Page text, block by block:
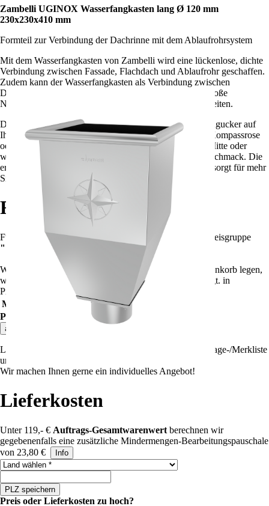
Zambelli UGINOX Wasserfangkasten lang Ø 120 mm
230x230x410 mm
Formteil zur Verbindung der Dachrinne mit dem Ablaufrohrsystem
Mit dem Wasserfangkasten von Zambelli wird eine lückenlose, dichte
Verbindung zwischen Fassade, Flachdach und Ablaufrohr geschaffen.
Zudem kann der Wasserfangkasten als Verbindung zwischen
Dachrinne und Ablaufrohrsystem dienen und dadurch große
Niederschlagsmengen vom Dach in die Kanalisation ableiten.
Der Wasserfangkasten von Zambelli ist ein optischer Hingucker auf
Ihrem Dach. Ob in langer oder quadratischer Form mit Kompassrose
oder in dezenter kleiner Form, mit Wasserablauf in der Mitte oder
wandseitig - bei Zambelli finden Sie etwas für jeden Geschmack. Die
erhöhte Niederschlagsaufnahme des Wasserfangkastens sorgt für mehr
Sicherheit bei Starkregenereignissen.
Rabatte
Für die Summe aller Artikel Summe aller Artikel
in Preisgruppe
""
Wenn Sie weitere Artikel dieser Preisgruppe in den Warenkorb legen,
wird der Rabatt automatisch angepasst und dort angezeigt. in
Preisgruppe
gelten folgende Rabatte:
Mindestbestellwert
Rabatt Preis
Preis oder Lieferkosten zu hoch?
auf Anfrageliste
Legen Sie den gewünschten Artikel einfach auf die Anfrage-/Merkliste
und starten Sie eine Preisanfrage.
Wir machen Ihnen gerne ein individuelles Angebot!
Lieferkosten
Unter 119,- € Auftrags-Gesamtwarenwert berechnen wir
gegebenenfalls eine zusätzliche Mindermengen-Bearbeitungspauschale
von 23,80 €
Info
Land auswählen
PLZ speichern
Preis oder Lieferkosten zu hoch?